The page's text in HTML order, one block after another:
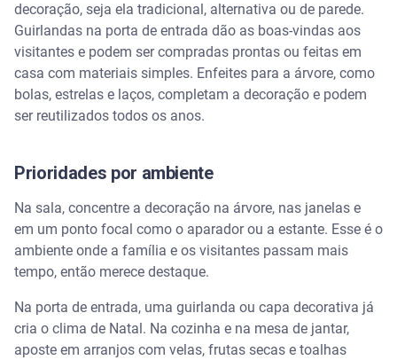
decoração, seja ela tradicional, alternativa ou de parede.
Guirlandas na porta de entrada dão as boas-vindas aos
visitantes e podem ser compradas prontas ou feitas em
casa com materiais simples. Enfeites para a árvore, como
bolas, estrelas e laços, completam a decoração e podem
ser reutilizados todos os anos.
Prioridades por ambiente
Na sala, concentre a decoração na árvore, nas janelas e
em um ponto focal como o aparador ou a estante. Esse é o
ambiente onde a família e os visitantes passam mais
tempo, então merece destaque.
Na porta de entrada, uma guirlanda ou capa decorativa já
cria o clima de Natal. Na cozinha e na mesa de jantar,
aposte em arranjos com velas, frutas secas e toalhas